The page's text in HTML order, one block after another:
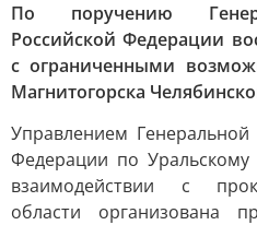
По поручению
Российской Федерации
с ограниченными
Магнитогорска
Управлением Генеральной
Федерации по Уральскому
взаимодействии с
области организована